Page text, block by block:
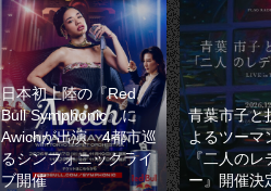
日本初上陸の『Red
Bull Symphonic』に
Awichが出演 4都市巡
るシンフォニックライ
ブ開催
青葉市子と
よるツーマ
『二人のレ
ー』開催決